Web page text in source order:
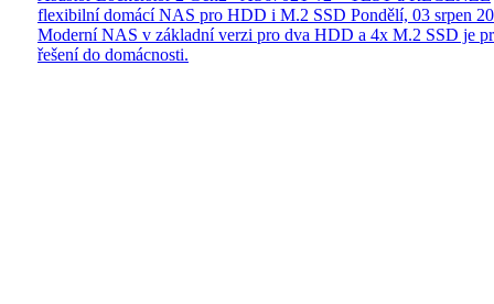
flexibilní domácí NAS pro HDD i M.2 SSD Pondělí, 03 srpen
Moderní NAS v základní verzi pro dva HDD a 4x M.2 SSD je
řešení do domácnosti.